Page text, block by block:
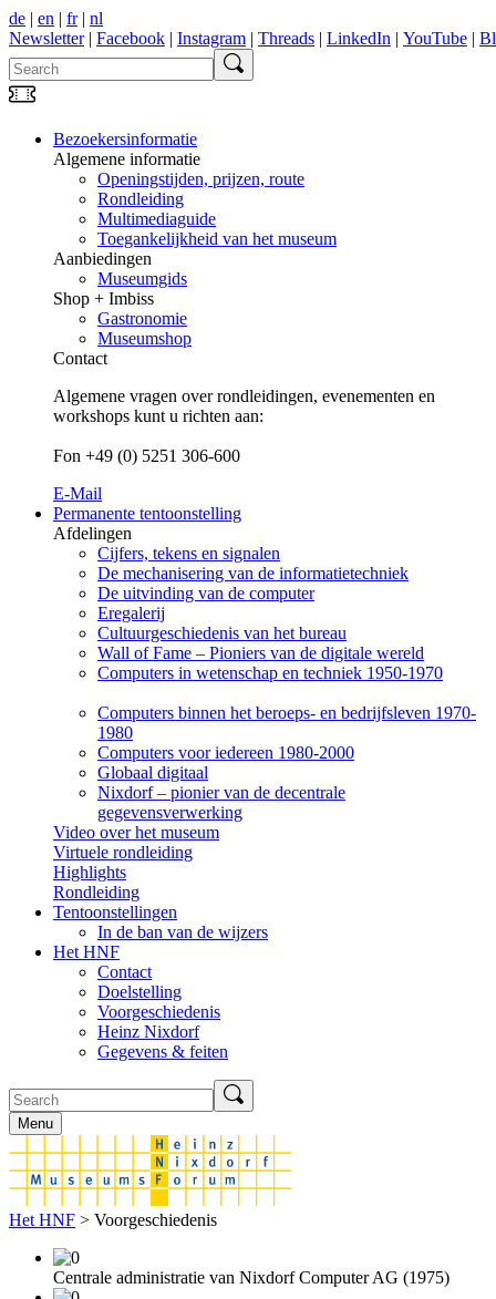
de | en | fr| nl
Newsletter| Facebook | Instagram | Threads | LinkedIn | YouTube |
Bezoekersinformatie
Algemene informatie
Openingstijden, prijzen, route
Rondleiding
Multimediaguide
Toegankelijkheid van het museum
Aanbiedingen
Museumgids
Shop + Imbiss
Gastronomie
Museumshop
Contact
Algemene vragen over rondleidingen, evenementen en
workshops kunt u richten aan:
Fon +49 (0) 5251 306-600
E-Mail
Permanente tentoonstelling
Afdelingen
Cijfers, tekens en signalen
De mechanisering van de informatietechniek
De uitvinding van de computer
Eregalerij
Cultuurgeschiedenis van het bureau
Wall of Fame – Pioniers van de digitale wereld
Computers in wetenschap en techniek 1950-1970
Computers binnen het beroeps- en bedrijfsleven 1970-
1980
Computers voor iedereen 1980-2000
Globaal digitaal
Nixdorf – pionier van de decentrale
gegevensverwerking
Video over het museum
Virtuele rondleiding
Highlights
Rondleiding
Tentoonstellingen
In de ban van de wijzers
Het HNF
Contact
Doelstelling
Voorgeschiedenis
Heinz Nixdorf
Gegevens & feiten
Menu
Het HNF > Voorgeschiedenis
Centrale administratie van Nixdorf Computer AG (1975)